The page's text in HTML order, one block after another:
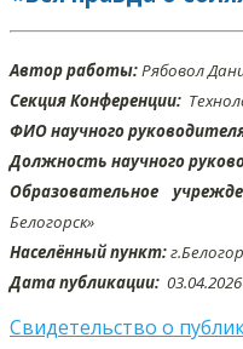
Автор работы:Рябовол
Секция Конференции:
ФИО научного
Должность научного
Образовательное
Белогорск»
Населённый пункт:
Дата публикации: 03.04.2026
Свидетельство о